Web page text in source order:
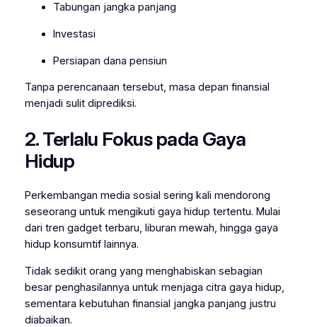
Tabungan jangka panjang
Investasi
Persiapan dana pensiun
Tanpa perencanaan tersebut, masa depan finansial
menjadi sulit diprediksi.
2. Terlalu Fokus pada Gaya
Hidup
Perkembangan media sosial sering kali mendorong
seseorang untuk mengikuti gaya hidup tertentu. Mulai
dari tren gadget terbaru, liburan mewah, hingga gaya
hidup konsumtif lainnya.
Tidak sedikit orang yang menghabiskan sebagian
besar penghasilannya untuk menjaga citra gaya hidup,
sementara kebutuhan finansial jangka panjang justru
diabaikan.